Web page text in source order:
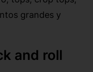
grandes y
and roll